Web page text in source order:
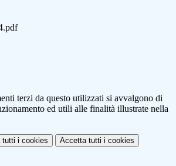
terzi da questo utilizzati si avvalgono di
ed utili alle finalità illustrate nella
tutti i cookies Accetta tutti i cookies